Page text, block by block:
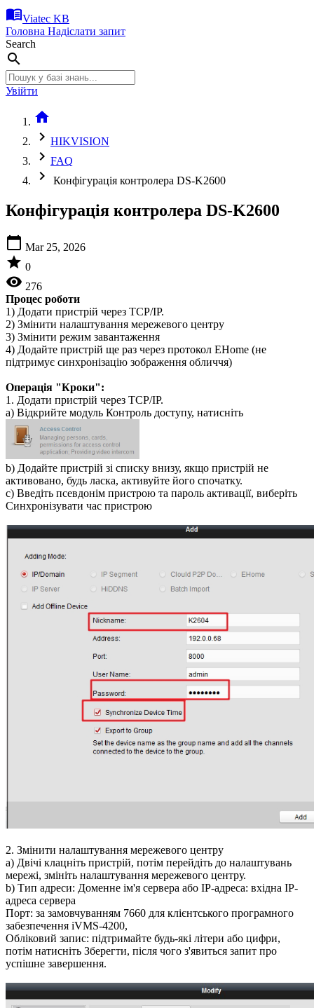
menu_bookViatec KB
Головна Надіслати запит
Search
search
Увійти
home
chevron_right HIKVISION
chevron_right FAQ
chevron_right Конфігурація контролера DS-K2600
Конфігурація контролера DS-K2600
calendar_today Mar 25, 2026
star 0
visibility 276
Процес роботи
1) Додати пристрій через TCP/IP.
2) Змінити налаштування мережевого центру
3) Змінити режим завантаження
4) Додайте пристрій ще раз через протокол EHome (не
підтримує синхронізацію зображення обличчя)
Операція "Кроки":
1. Додати пристрій через TCP/IP.
a) Відкрийте модуль Контроль доступу, натисніть
b) Додайте пристрій зі списку внизу, якщо пристрій не
активовано, будь ласка, активуйте його спочатку.
c) Введіть псевдонім пристрою та пароль активації, виберіть
Синхронізувати час пристрою
2. Змінити налаштування мережевого центру
a) Двічі клацніть пристрій, потім перейдіть до налаштувань
мережі, змініть налаштування мережевого центру.
b) Тип адреси: Доменне ім'я сервера або IP-адреса: вхідна IP-
адреса сервера
Порт: за замовчуванням 7660 для клієнтського програмного
забезпечення iVMS-4200,
Обліковий запис: підтримайте будь-які літери або цифри,
потім натисніть Зберегти, після чого з'явиться запит про
успішне завершення.